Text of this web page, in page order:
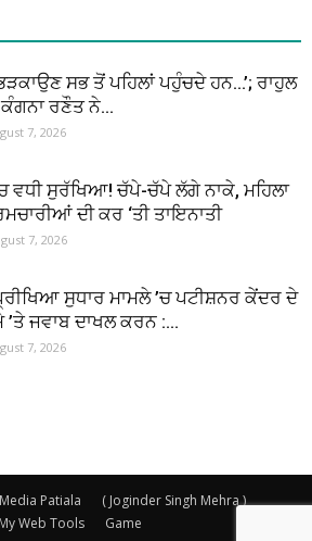
ਸਭ ਤੋਂ ਪਹਿਲਾਂ ਪਹੁੰਚਦੇ ਹਨ…’; ਰਾਹੁਲ
ਕੰਗਨਾ ਰਣੌਤ ਨੇ...
7, 2026
ਵਧੀ ਸੁਰੱਖਿਆ! ਚੱਪੇ-ਚੱਪੇ ਲੱਗੇ ਨਾਕੇ, ਮਹਿਲਾ
ਦੀ ਕਰ ‘ਤੀ ਤਾਇਨਾਤੀ
7, 2026
ਸੁਧਾਰ ਮਾਮਲੇ ’ਚ ਪਟੀਸ਼ਨਰ ਕੇਂਦਰ ਦੇ
’ਤੇ ਜਵਾਬ ਦਾਖਲ ਕਰਨ :...
7, 2026
Patiala
( Joginder Singh Mehra )
My Web Tools
Game